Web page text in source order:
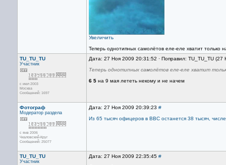
Увеличить
Теперь однотипных самолётов еле-еле хватит только
TU_TU_TU
Участник
с июл 2003
Москва
Сообщений: 1697
Дата: 27 Ноя 2009 20:31:52 · Поправил: TU_TU_TU
Теперь однотипных самолётов еле-еле хватит
6 5 на 9 мая лететь некому и не начем
Фотограф
Модератор раздела
с янв 2006
Чкаловский-Круг
Сообщений: 25077
Дата: 27 Ноя 2009 20:39:23 #
Из 65 тысяч офицеров в ВВС останется 38 тысяч,
TU_TU_TU
Участник
Дата: 27 Ноя 2009 22:35:45 #